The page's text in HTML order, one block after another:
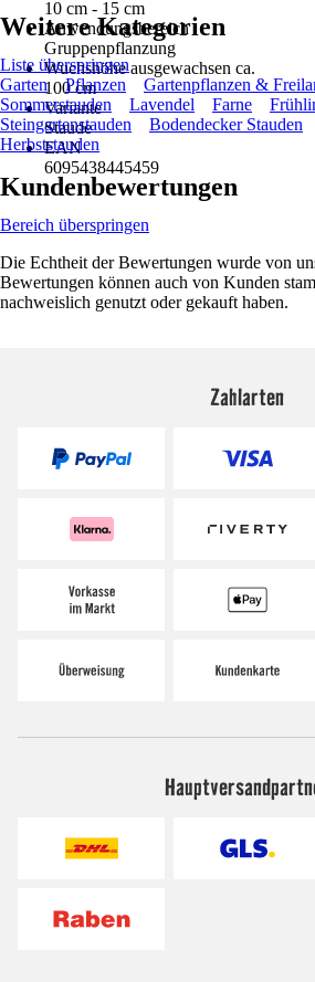
10 cm - 15 cm
Anwendungsbereich
Gruppenpflanzung
Wuchshöhe ausgewachsen ca.
100 cm
Variante
Staude
EAN
6095438445459
Weitere Kategorien
Liste überspringen
Garten
Pflanzen Gartenpflanzen &
Sommerstauden
Lavendel Farne
Steingartenstauden
Bodendecker Stauden
Herbststauden
Kundenbewertungen
Bereich überspringen
Die Echtheit der Bewertungen wurde von
Bewertungen können auch von Kunden
nachweislich genutzt oder gekauft haben.
Zahlarten